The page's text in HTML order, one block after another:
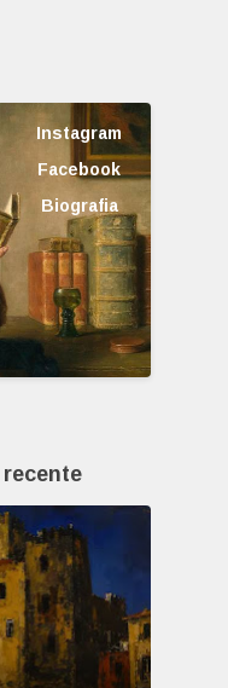
Instagram
Facebook
Biografia